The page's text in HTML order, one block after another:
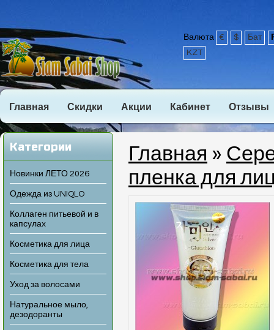
Валюта € $ Бат
KZT
Главная Скидки Акции Кабинет Отзывы
Категории
Новинки ЛЕТО 2026
Одежда из UNIQLO
Коллаген питьевой и в
капсулах
Косметика для лица
Косметика для тела
Уход за волосами
Натуральное мыло,
дезодоранты
Главная »
пленка для